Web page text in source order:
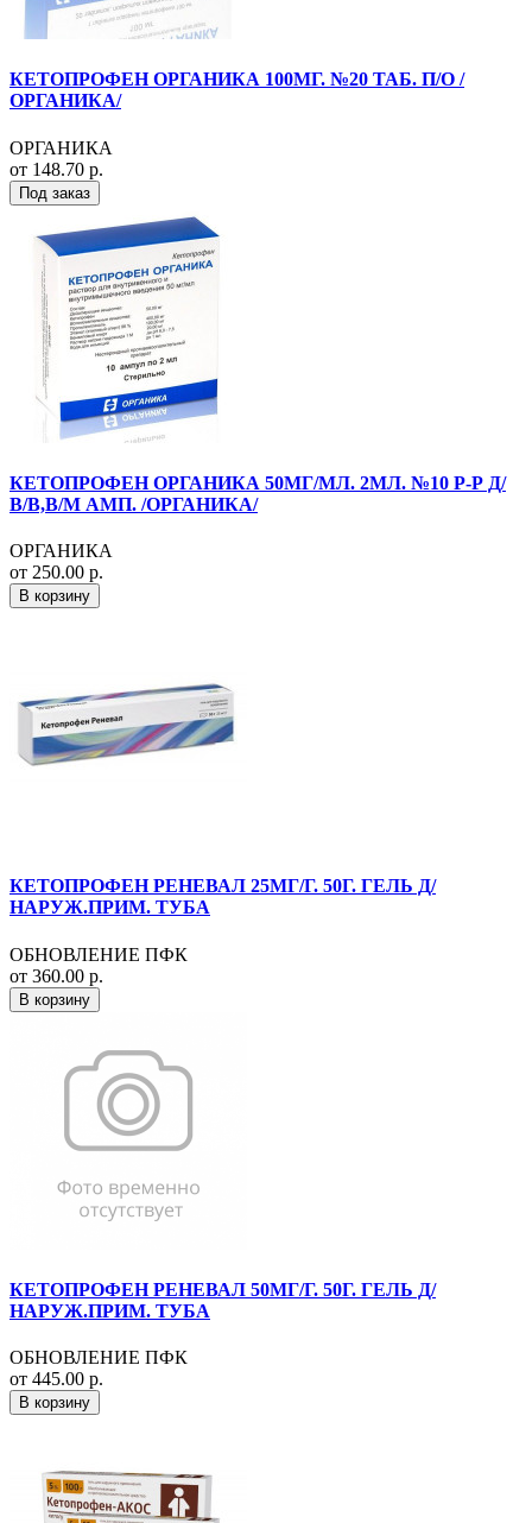
КЕТОПРОФЕН ОРГАНИКА 100МГ. №20 ТАБ. П/О /
ОРГАНИКА/
ОРГАНИКА
от 148.70 р.
Под заказ
КЕТОПРОФЕН ОРГАНИКА 50МГ/МЛ. 2МЛ. №10 Р-Р Д/
В/В,В/М АМП. /ОРГАНИКА/
ОРГАНИКА
от 250.00 р.
В корзину
КЕТОПРОФЕН РЕНЕВАЛ 25МГ/Г. 50Г. ГЕЛЬ Д/
НАРУЖ.ПРИМ. ТУБА
ОБНОВЛЕНИЕ ПФК
от 360.00 р.
В корзину
КЕТОПРОФЕН РЕНЕВАЛ 50МГ/Г. 50Г. ГЕЛЬ Д/
НАРУЖ.ПРИМ. ТУБА
ОБНОВЛЕНИЕ ПФК
от 445.00 р.
В корзину